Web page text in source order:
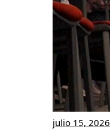
julio 15, 2026